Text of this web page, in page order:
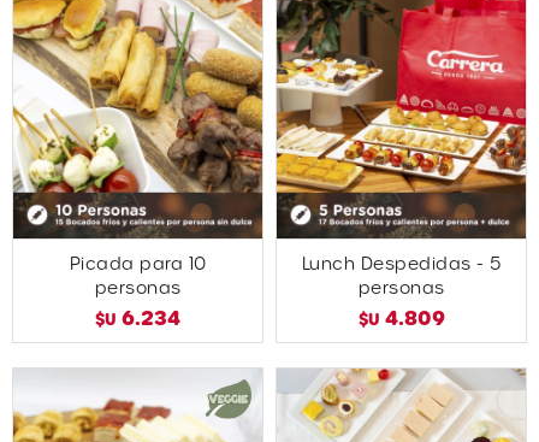
Picada para 10
personas
$U 6.234
Lunch Despedidas - 5
personas
$U 4.809